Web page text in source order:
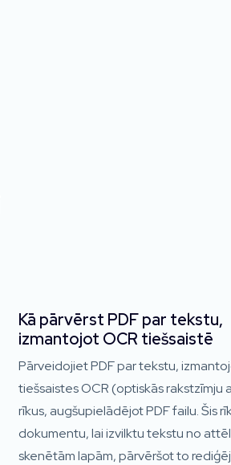
Kā pārvērst PDF par tekstu,
izmantojot OCR tiešsaistē
Pārveidojiet PDF par tekstu,
tiešsaistes OCR (optiskās rakstzīmju
rīkus, augšupielādējot PDF failu. Šis
dokumentu, lai izvilktu tekstu no
skenētām lapām, pārvēršot to